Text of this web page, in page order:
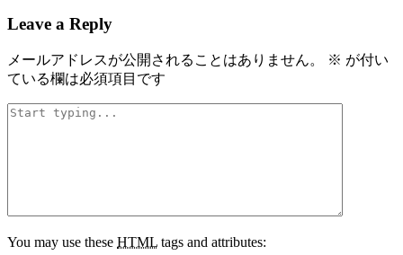
Leave a Reply
メールアドレスが公開されることはありません。 ※ が付い
ている欄は必須項目です
You may use these HTML tags and attributes: